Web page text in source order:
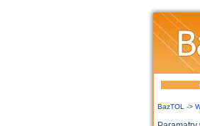
BazTOL ->